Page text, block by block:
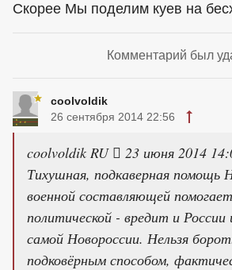
Скорее Мы поделим куев на
Комментарий был
coolvoldik
26 сентября 2014 22:56
coolvoldik RU  23 июня 2014
Тихушная, подкаверная помощь
военной составляющей
политической - вредит и
самой Новороссии. Нельзя
подковёрным способом,